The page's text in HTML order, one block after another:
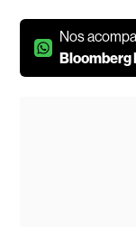
Nos
Bloomberg